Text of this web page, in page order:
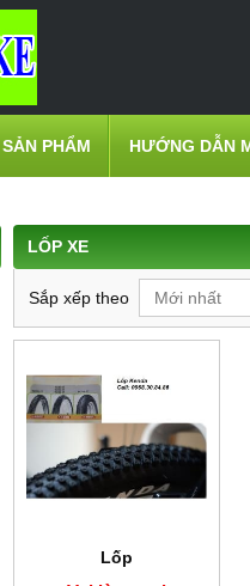
SẢN PHẨM HƯỚNG DẪN
LỐP XE
Sắp xếp theo Mới nhất
Lốp